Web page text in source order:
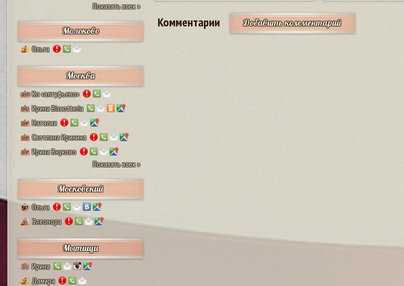
Показать всех »
Молоково
1 Ольга
Москва
4579 Кп «алтуфьево»
378 Ирина Biscotteria
307 Наталия
222 Светлана Иринина
297 Ирина Внуково
Показать всех »
Московский
74 Ольга
28 Элеонора
Мытищи
132 Ирина
9 Дамира
Комментарии Добавить комментарий